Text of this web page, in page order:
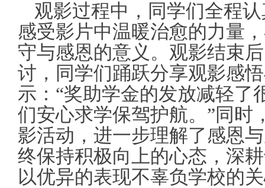
观影过程中，同学们全程
感受影片中温暖治愈的力量
守与感恩的意义。观影结束
讨，同学们踊跃分享观影感
示：“奖助学金的发放减轻了
们安心求学保驾护航。”同时
影活动，进一步理解了感恩
终保持积极向上的心态，深
以优异的表现不辜负学校的